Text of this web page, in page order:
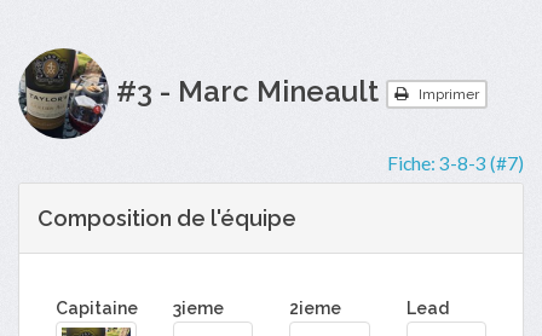
#3 - Marc Mineault Imprimer
Fiche: 3-8-3 (#7)
Composition de l'équipe
Capitaine 3ieme 2ieme Lead